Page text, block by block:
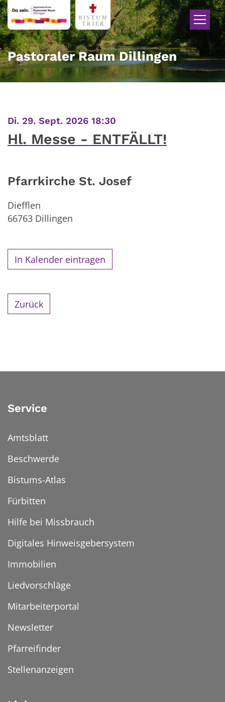
Zum Inhalt springen
Pastoraler Raum Dillingen
Di. 29. Sept. 2026 18:30
Hl. Messe - ENTFÄLLT!
Pfarrkirche St. Josef
Diefflen
66763 Dillingen
In Kalender eintragen
Zurück
Service
Amtsblatt
Beschwerde
Bistums-Atlas
Fürbitten
Hilfe bei Missbrauch
Digitales Hinweisgebersystem
Immobilien
Liedvorschläge
Mitarbeiterportal
Newsletter
Pfarreifinder
Stellenanzeigen